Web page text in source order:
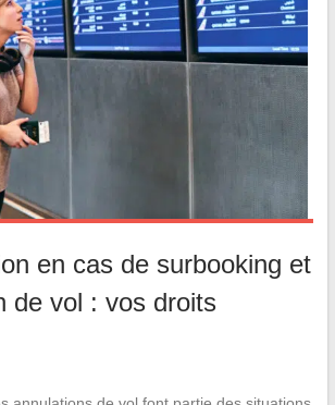
en cas de surbooking et
de vol : vos droits